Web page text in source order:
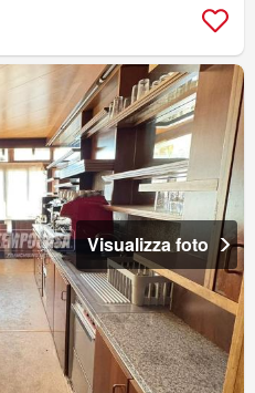
Visualizza foto